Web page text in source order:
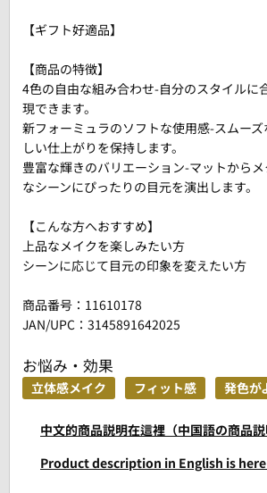
【ギフト好適品】
【商品の特徴】
4色の自由な組み合わせ-自分のスタイルに
現できます。
新フォーミュラのソフトな使用感-スムー
しい仕上がりを保持します。
豊富な輝きのバリエーション-マットから
なシーンにぴったりの目元を演出します。
【こんな方へおすすめ】
上品なメイクを楽しみたい方
シーンに応じて目元の印象を変えたい方
商品番号： 11610178
JAN/UPC：3145891642025
お悩み・効果
立体感メイク フィット感 発色が
中文的商品説明在這裡（中国語の商品説
Product description in English is here